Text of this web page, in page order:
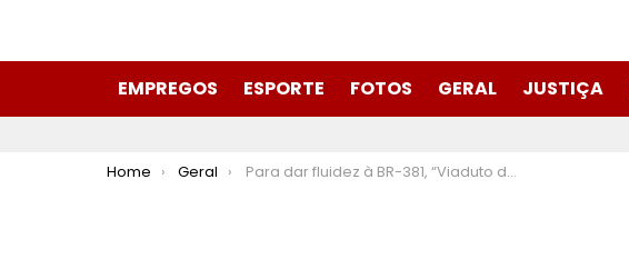
EMPREGOS ESPORTE FOTOS GERAL JUSTIÇA
You are here:
Home Geral Para dar fluidez à BR-381, “Viaduto da Prainha” será liberado nesta terça-feira (29)